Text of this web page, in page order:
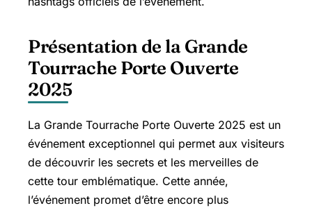
Présentation de la Grande
Tourrache Porte Ouverte
2025
La Grande Tourrache Porte Ouverte 2025 est un
événement exceptionnel qui permet aux visiteurs
de découvrir les secrets et les merveilles de
cette tour emblématique. Cette année,
l’événement promet d’être encore plus